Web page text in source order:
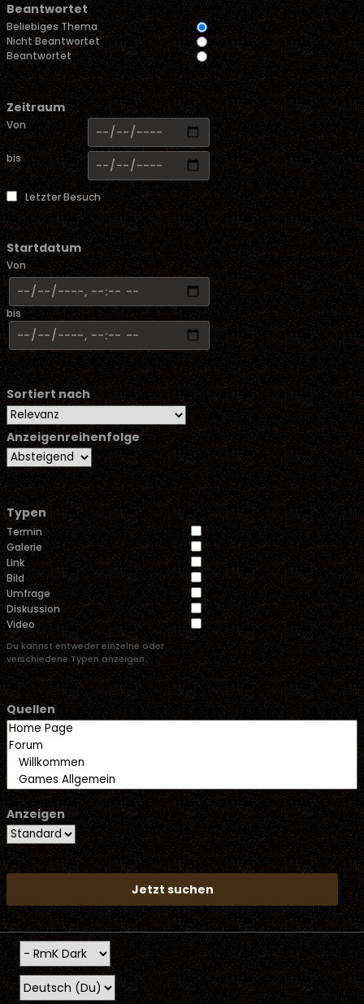
Beantwortet
Beliebiges Thema
Nicht Beantwortet
Beantwortet
Zeitraum
Von
bis
Letzter Besuch
Startdatum
Von
bis
Sortiert nach
Anzeigenreihenfolge
Typen
Termin
Galerie
Link
Bild
Umfrage
Diskussion
Video
Du kannst entweder einzelne oder
verschiedene Typen anzeigen.
Quellen
Anzeigen
Jetzt suchen